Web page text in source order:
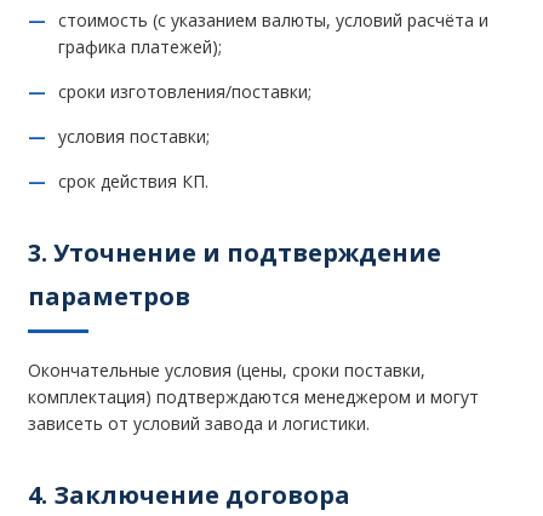
стоимость (с указанием валюты, условий расчёта и
графика платежей);
сроки изготовления/поставки;
условия поставки;
срок действия КП.
3. Уточнение и подтверждение
параметров
Окончательные условия (цены, сроки поставки,
комплектация) подтверждаются менеджером и могут
зависеть от условий завода и логистики.
4. Заключение договора